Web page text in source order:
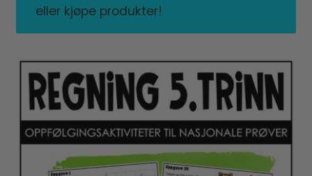
eller kjøpe produkter!